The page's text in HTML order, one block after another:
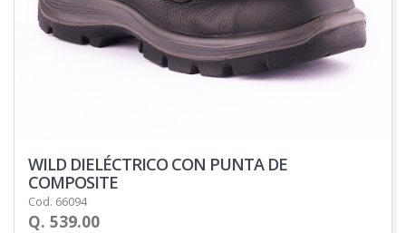
WILD DIELÉCTRICO CON PUNTA DE
COMPOSITE
Cod. 66094
Q. 539.00